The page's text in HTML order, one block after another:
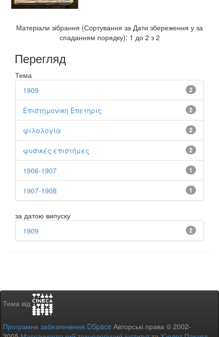
Матеріали зібрання (Сортування за Дати збереження у за
спаданням порядку): 1 до 2 з 2
Перегляд
Тема
2
1909
2
Επιστημονικη Επετηρις
2
φιλολογία
2
φυσικές επιστήμες
1
1906-1907
1
1907-1908
за датою випуску
2
1909
Тема від
Програмне забезпечення DSpace Авторські права © 2002-